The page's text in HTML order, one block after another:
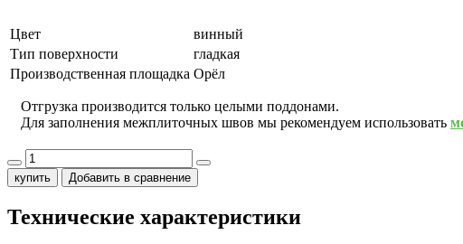
Цвет
винный
Тип поверхности
гладкая
Производственная площадка Орёл
Отгрузка производится только целыми поддонами.
Для заполнения межплиточных швов мы рекомендуем использовать
купить Добавить в сравнение
Технические характеристики